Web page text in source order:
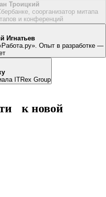
Троицкий
соорганизатор митапа
и конференций
Игнатьев
Опыт в разработке —
ITRex Group
к новой